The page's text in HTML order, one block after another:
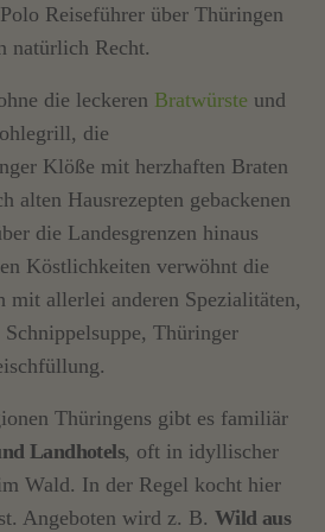
Reiseführer über Thüringen
natürlich Recht.
die leckeren Bratwürste und
die
Klöße mit herzhaften Braten
alten Hausrezepten gebackenen
die Landesgrenzen hinaus
Köstlichkeiten verwöhnt die
mit allerlei anderen Spezialitäten,
Thüringer
Thüringens gibt es familiär
Landhotels, oft in idyllischer
Wald. In der Regel kocht hier
Angeboten wird z. B. Wild aus